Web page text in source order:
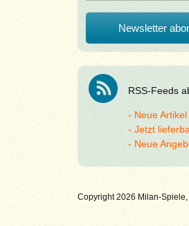
RSS-Feeds
Neue Artikel
Jetzt
Neue
Copyright 2026 Milan-